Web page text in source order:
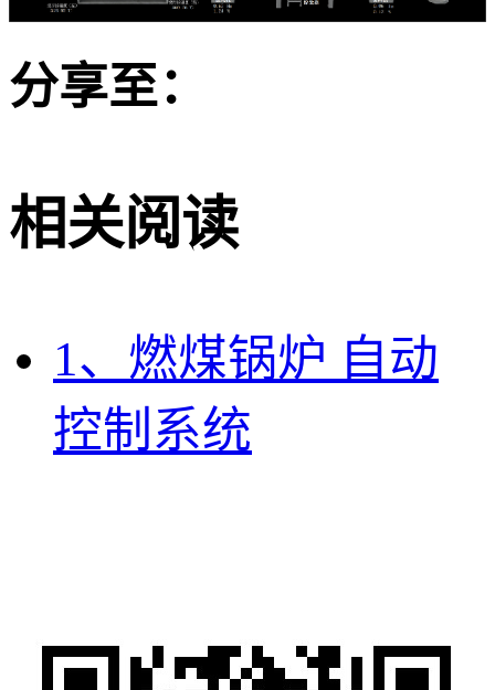
分享至：
相关阅读
1、燃煤锅炉 自动
控制系统